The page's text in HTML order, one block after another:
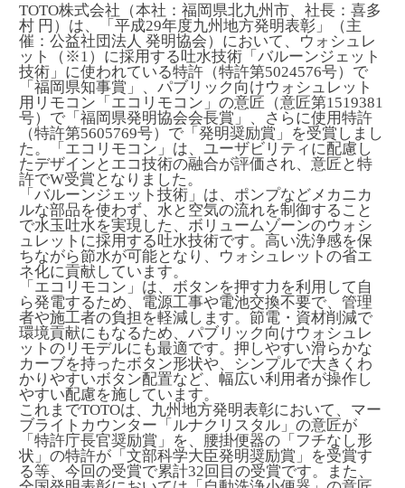
TOTO株式会社（本社：福岡県北九州市、社長：喜多
村 円）は、「平成29年度九州地方発明表彰」（主
催：公益社団法人 発明協会）において、ウォシュレ
ット（※1）に採用する吐水技術「バルーンジェット
技術」に使われている特許（特許第5024576号）で
「福岡県知事賞」、パブリック向けウォシュレット
用リモコン「エコリモコン」の意匠（意匠第1519381
号）で「福岡県発明協会会長賞」、さらに使用特許
（特許第5605769号）で「発明奨励賞」を受賞しまし
た。「エコリモコン」は、ユーザビリティに配慮し
たデザインとエコ技術の融合が評価され、意匠と特
許でW受賞となりました。
「バルーンジェット技術」は、ポンプなどメカニカ
ルな部品を使わず、水と空気の流れを制御すること
で水玉吐水を実現した、ボリュームゾーンのウォシ
ュレットに採用する吐水技術です。高い洗浄感を保
ちながら節水が可能となり、ウォシュレットの省エ
ネ化に貢献しています。
「エコリモコン」は、ボタンを押す力を利用して自
ら発電するため、電源工事や電池交換不要で、管理
者や施工者の負担を軽減します。節電・資材削減で
環境貢献にもなるため、パブリック向けウォシュレ
ットのリモデルにも最適です。押しやすい滑らかな
カーブを持ったボタン形状や、シンプルで大きくわ
かりやすいボタン配置など、幅広い利用者が操作し
やすい配慮を施しています。
これまでTOTOは、九州地方発明表彰において、マー
ブライトカウンター「ルナクリスタル」の意匠が
「特許庁長官奨励賞」を、腰掛便器の「フチなし形
状」の特許が「文部科学大臣発明奨励賞」を受賞す
る等、今回の受賞で累計32回目の受賞です。また、